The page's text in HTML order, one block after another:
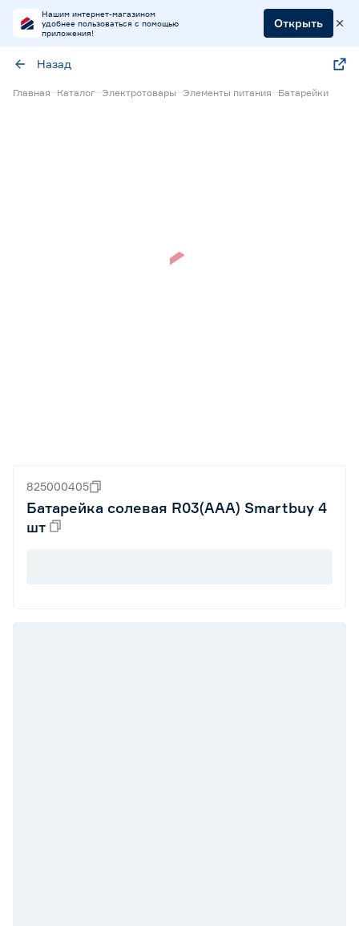
Нашим интернет-магазином
удобнее пользоваться с помощью
приложения!
Открыть
Назад
Главная Каталог Электротовары Элементы питания Батарейки
825000405
Батарейка солевая R03(ААА) Smartbuy 4
шт